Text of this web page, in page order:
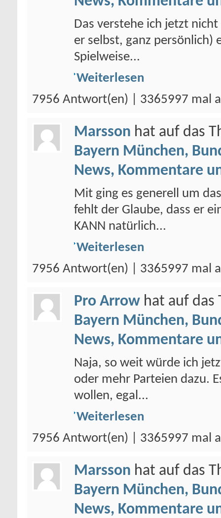
Das verstehe ich jetzt
er selbst, ganz persönlich)
Spielweise...
Weiterlesen
7956 Antwort(en) | 3365997 mal
Marsson hat auf das
Bayern München,
News, Kommentare
Mit ging es generell um
fehlt der Glaube, dass er
KANN natürlich...
Weiterlesen
7956 Antwort(en) | 3365997 mal
Pro Arrow hat auf das
Bayern München,
News, Kommentare
Naja, so weit würde ich
oder mehr Parteien dazu.
wollen, egal...
Weiterlesen
7956 Antwort(en) | 3365997 mal
Marsson hat auf das
Bayern München,
News, Kommentare